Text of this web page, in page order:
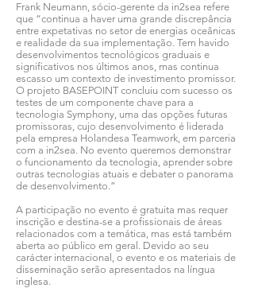
Frank Neumann, sócio-gerente da in2sea refere
que “continua a haver uma grande discrepância
entre expetativas no setor de energias oceânicas
e realidade da sua implementação. Tem havido
desenvolvimentos tecnológicos graduais e
significativos nos últimos anos, mas continua
escasso um contexto de investimento promissor.
O projeto BASEPOINT concluiu com sucesso os
testes de um componente chave para a
tecnologia Symphony, uma das opções futuras
promissoras, cujo desenvolvimento é liderada
pela empresa Holandesa Teamwork, em parceria
com a in2sea. No evento queremos demonstrar
o funcionamento da tecnologia, aprender sobre
outras tecnologias atuais e debater o panorama
de desenvolvimento.”
A participação no evento é gratuita mas requer
inscrição e destina-se a profissionais de áreas
relacionados com a temática, mas está também
aberta ao público em geral. Devido ao seu
carácter internacional, o evento e os materiais de
disseminação serão apresentados na língua
inglesa.